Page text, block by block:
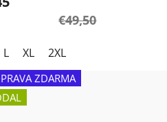
€49,50
L XL 2XL
ZDARMA